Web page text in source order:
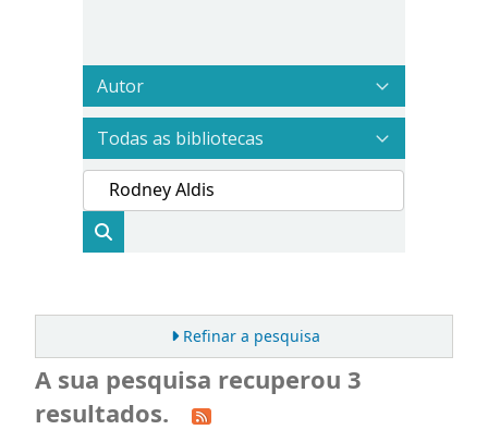
Refinar a pesquisa
A sua pesquisa recuperou 3
resultados.